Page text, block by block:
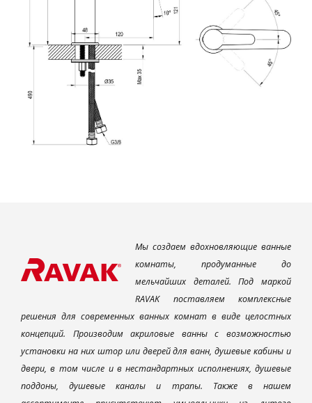
Мы создаем вдохновляющие ванные
комнаты, продуманные до
мельчайших деталей. Под маркой
RAVAK поставляем комплексные
решения для современных ванных комнат в виде целостных
концепций. Производим акриловые ванны с возможностью
установки на них штор или дверей для ванн, душевые кабины и
двери, в том числе и в нестандартных исполнениях, душевые
поддоны, душевые каналы и трапы. Также в нашем